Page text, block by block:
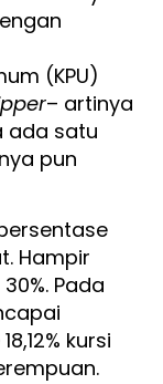
(KPU)
– artinya
ada satu
pun
Hampir
Pada
kursi